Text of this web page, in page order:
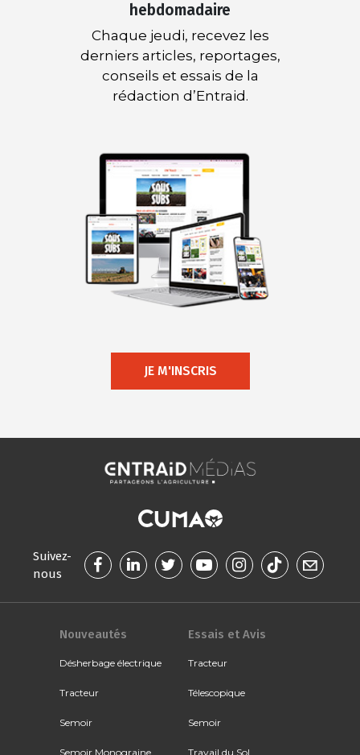
hebdomadaire
Chaque jeudi, recevez les
derniers articles, reportages,
conseils et essais de la
rédaction d’Entraid.
JE M'INSCRIS
Suivez-
nous
Nouveautés
Désherbage électrique
Tracteur
Semoir
Semoir Monograine
Essais et Avis
Tracteur
Télescopique
Semoir
Travail du Sol